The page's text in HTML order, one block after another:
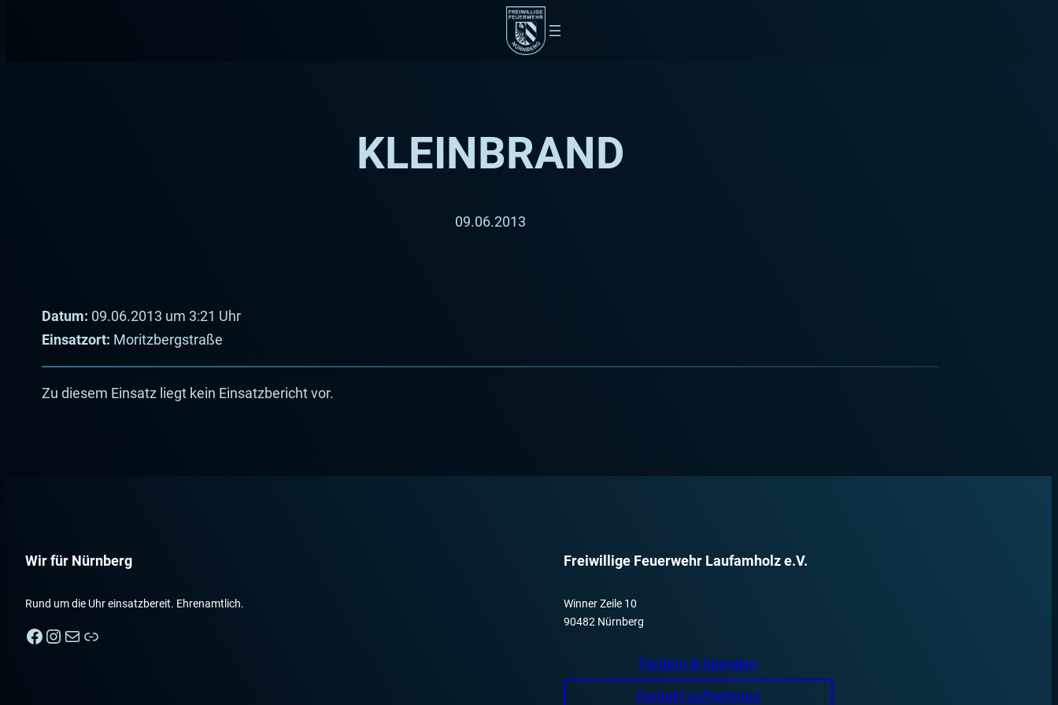
KLEINBRAND
09.06.2013
Datum: 09.06.2013 um 3:21 Uhr
Einsatzort: Moritzbergstraße
Zu diesem Einsatz liegt kein Einsatzbericht vor.
Wir für Nürnberg
Rund um die Uhr einsatzbereit. Ehrenamtlich.
Facebook Instagram E-Mail Nebenan
Freiwillige Feuerwehr Laufamholz e.V.
Winner Zeile 10
90482 Nürnberg
Fördern & Spenden
Kontakt aufnehmen